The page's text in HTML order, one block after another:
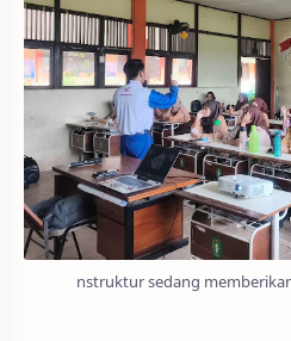
nstruktur sedang